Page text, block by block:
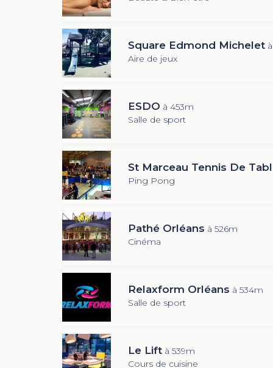
Square Edmond Michelet
Aire de jeux
ESDO à 453m
Salle de sport
St Marceau Tennis De
Ping Pong
Pathé Orléans à 526m
Cinéma
Relaxform Orléans à 534m
Salle de sport
Le Lift à 539m
Cours de cuisine